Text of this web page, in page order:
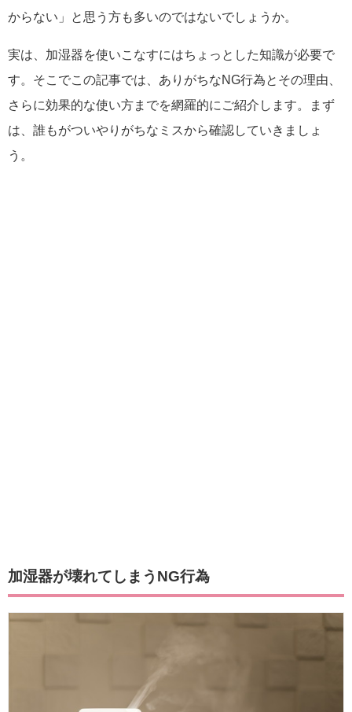
からない」と思う方も多いのではないでしょうか。
実は、加湿器を使いこなすにはちょっとした知識が必要で
す。そこでこの記事では、ありがちなNG行為とその理由、
さらに効果的な使い方までを網羅的にご紹介します。まず
は、誰もがついやりがちなミスから確認していきましょ
う。
加湿器が壊れてしまうNG行為